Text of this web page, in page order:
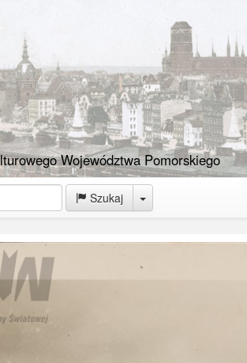
Województwa Pomorskiego
Szukaj Toggle Dropdown